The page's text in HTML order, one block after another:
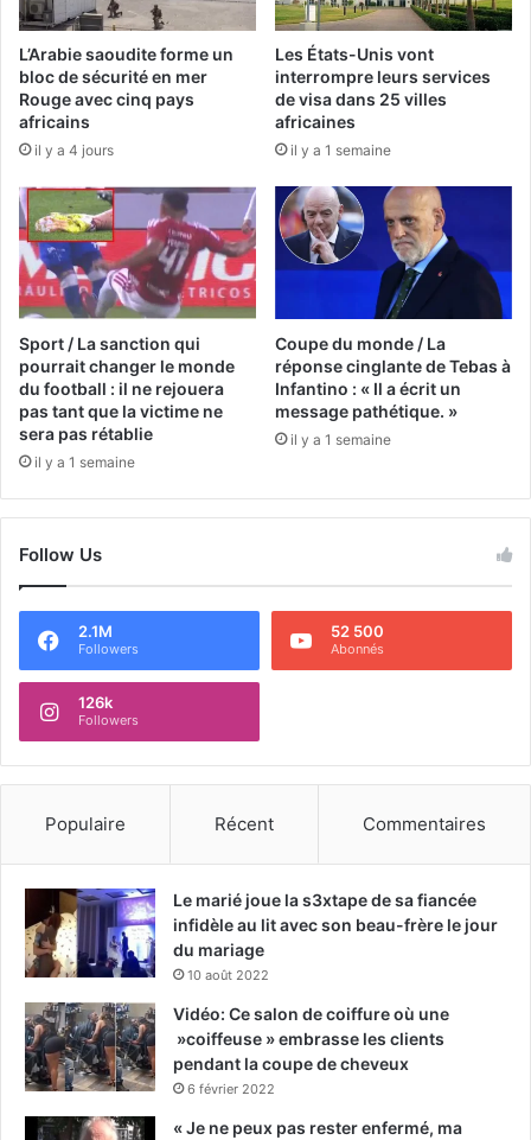
L’Arabie saoudite forme un
bloc de sécurité en mer
Rouge avec cinq pays
africains
il y a 4 jours
Les États-Unis vont
interrompre leurs services
de visa dans 25 villes
africaines
il y a 1 semaine
Sport / La sanction qui
pourrait changer le monde
du football : il ne rejouera
pas tant que la victime ne
sera pas rétablie
il y a 1 semaine
Coupe du monde / La
réponse cinglante de Tebas à
Infantino : « Il a écrit un
message pathétique. »
il y a 1 semaine
Follow Us
2.1M
Followers
52 500
Abonnés
126k
Followers
Populaire Récent Commentaires
Le marié joue la s3xtape de sa fiancée
infidèle au lit avec son beau-frère le jour
du mariage
10 août 2022
Vidéo: Ce salon de coiffure où une
»coiffeuse » embrasse les clients
pendant la coupe de cheveux
6 février 2022
« Je ne peux pas rester enfermé, ma